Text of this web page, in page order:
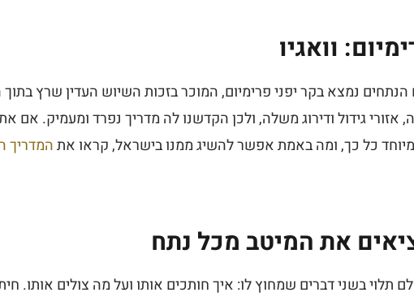
וואגיו
נמצא בקר יפני פרימיום, המוכר בזכות השיוש העדין שרץ בתוך
אזורי גידול ודירוג משלה, ולכן הקדשנו לה מדריך נפרד ומעמיק. אם
כל כך, ומה באמת אפשר להשיג ממנו בישראל, קראו אתהמדריך
את המיטב מכל נתח
תלוי בשני דברים שמחוץ לו: איך חותכים אותו ועל מה צולים אותו.